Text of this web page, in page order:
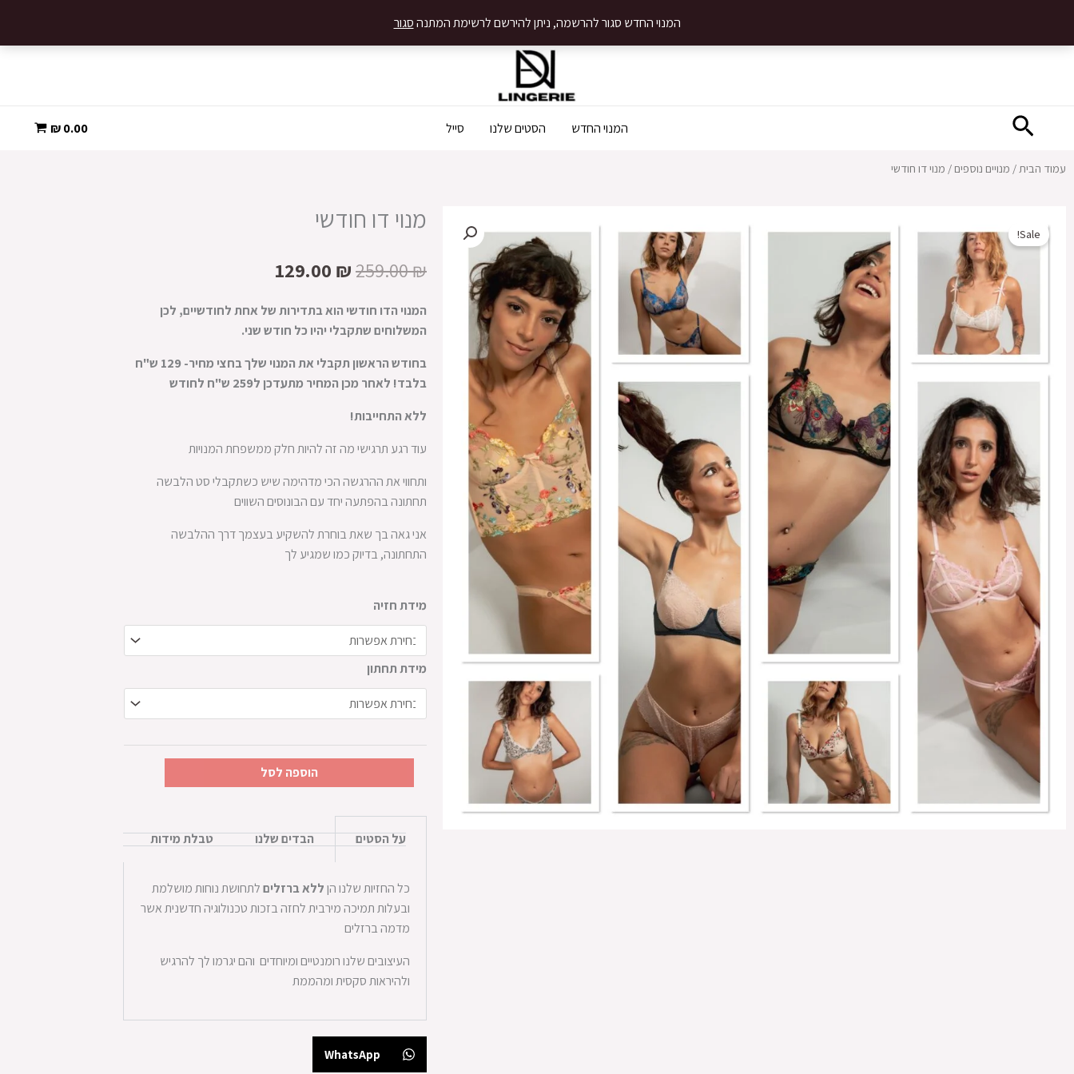
המנוי החדש סגור להרשמה, ניתן להירשם לרשימת המתנהסגור
חיפוש המנוי החדש הסטים שלנו סייל 0.00
₪
עמוד הבית/ מנויים נוספים / מנוי דו חודשי
Sale! מנוי דו חודשי
259.00₪ המחיר
היה:
259.00 ₪.
129.00 ₪ המחיר
הוא:
129.00 ₪.
המנוי הדו חודשי הוא בתדירות של אחת לחודשיים, לכן
המשלוחים שתקבלי יהיו כל חודש שני.
בחודש הראשון תקבלי את המנוי שלך בחצי מחיר- 129 ש"ח
בלבד! לאחר מכן המחיר מתעדכן ל259 ש"ח לחודש
ללא התחייבות!
עוד רגע תרגישי מה זה להיות חלק ממשפחת המנויות
ותחווי את ההרגשה הכי מדהימה שיש כשתקבלי סט הלבשה
תחתונה בהפתעה יחד עם הבונוסים השווים
אני גאה בך שאת בוחרת להשקיע בעצמך דרך ההלבשה
התחתונה, בדיוק כמו שמגיע לך
מידת חזיה
מידת תחתון
כמות
של
מנוי
דו
הוספה לסל
על הסטים הבדים שלנו טבלת מידות
כל החזיות שלנו הןללא ברזליםלתחושת נוחות מושלמת
ובעלות תמיכה מירבית לחזה בזכות טכנולוגיה חדשנית אשר
מדמה ברזלים
העיצובים שלנו רומנטיים ומיוחדים והם יגרמו לך להרגיש
ולהיראות סקסית ומהממת
WhatsApp